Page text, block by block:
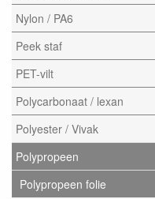
Nylon / PA6
Peek staf
PET-vilt
Polycarbonaat / lexan
Polyester / Vivak
Polypropeen
Polypropeen folie